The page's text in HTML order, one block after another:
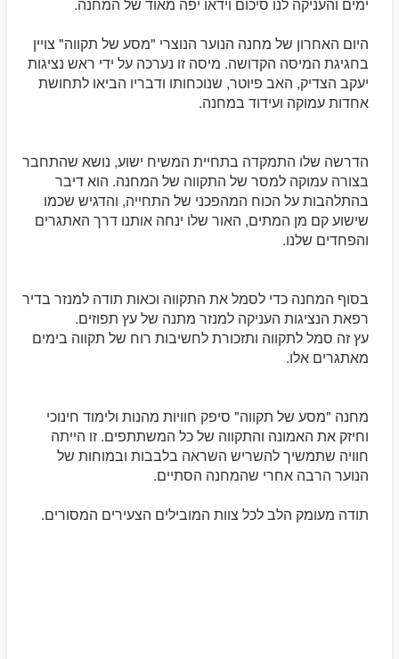
ימים והעניקה לנו סיכום וידאו יפה מאוד של המחנה.
היום האחרון של מחנה הנוער הנוצרי "מסע של תקווה" צויין
בחגיגת המיסה הקדושה. מיסה זו נערכה על ידי ראש נציגות
יעקב הצדיק, האב פיוטר, שנוכחותו ודבריו הביאו לתחושת
אחדות עמוקה ועידוד במחנה.
הדרשה שלו התמקדה בתחיית המשיח ישוע, נושא שהתחבר
בצורה עמוקה למסר של התקווה של המחנה. הוא דיבר
בהתלהבות על הכוח המהפכני של התחייה, והדגיש שכמו
שישוע קם מן המתים, האור שלו ינחה אותנו דרך האתגרים
והפחדים שלנו.
בסוף המחנה כדי לסמל את התקווה וכאות תודה למנזר בדיר
רפאת הנציגות העניקה למנזר מתנה של עץ תפוזים.
עץ זה סמל לתקווה ותזכורת לחשיבות רוח של תקווה בימים
מאתגרים אלו.
מחנה "מסע של תקווה" סיפק חוויות מהנות ולימוד חינוכי
וחיזק את האמונה והתקווה של כל המשתתפים. זו הייתה
חוויה שתמשיך להשריש השראה בלבבות ובמוחות של
הנוער הרבה אחרי שהמחנה הסתיים.
תודה מעומק הלב לכל צוות המובילים הצעירים המסורים.